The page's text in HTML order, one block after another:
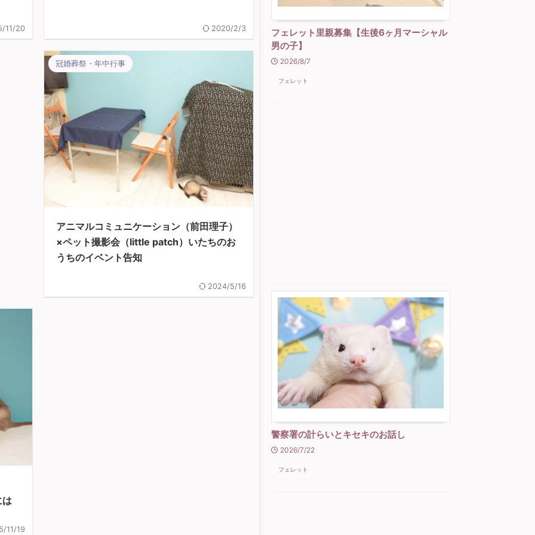
11/20 2020/2/3
冠婚葬祭・年中行事
アニマルコミュニケーション（前田理子）
×ペット撮影会（little patch）いたちのお
うちのイベント告知
2024/5/16
11/19
フェレット里親募集【生後6ヶ月マーシャル
男の子】
2026/8/7
フェレット
警察署の計らいとキセキのお話し
2026/7/22
フェレット